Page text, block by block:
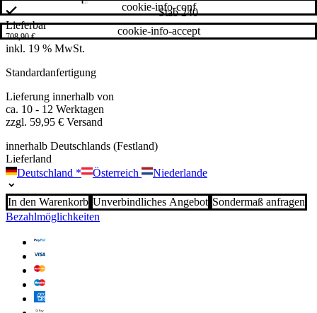
Stab 240
Lieferbar
708,90€
inkl. 19 % MwSt.
Standardanfertigung
Lieferung innerhalb von
ca. 10 - 12 Werktagen
zzgl. 59,95 € Versand
innerhalb Deutschlands (Festland)
Lieferland
Deutschland * Österreich Niederlande
In den Warenkorb Unverbindliches Angebot Sondermaß anfragen
Bezahlmöglichkeiten
cookie-info-accept
cookie-info-conf